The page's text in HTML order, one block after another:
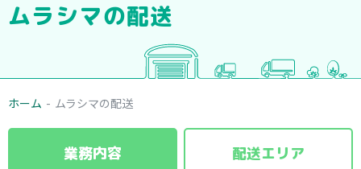
ムラシマの配送
ホーム - ムラシマの配送
業務内容 配送エリア